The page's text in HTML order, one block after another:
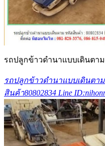
รถปลูกข้าวดำนาแบบเดินตาม
รถปลูกข้าวดำนาแบบเดินตาม
สินค้า80802834 Line